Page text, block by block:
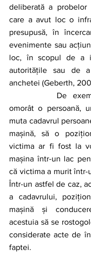
deliberată a
care a avut loc o
presupusă, în
evenimente sau
loc, în scopul de a
autoritățile sau de
anchetei (Geberth,
omorât o persoană,
muta cadavrul
mașină, să o
victima ar fi fost la
mașina într-un lac
că victima a murit într-
Într-un astfel de caz,
a cadavrului,
mașină și
acestuia să se
considerate acte de
faptei.